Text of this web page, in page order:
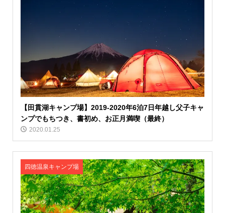
【田貫湖キャンプ場】2019‐2020年6泊7日年越し父子キャ
ンプでもちつき、書初め、お正月満喫（最終）
2020.01.25
四徳温泉キャンプ場